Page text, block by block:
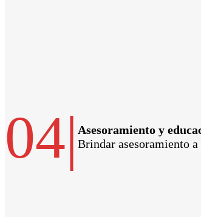
04| Asesoramiento y
Brindar asesoramiento